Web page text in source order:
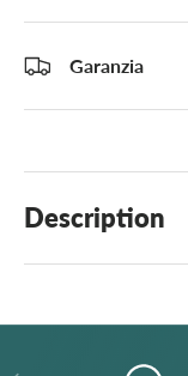
Garanzia
Description